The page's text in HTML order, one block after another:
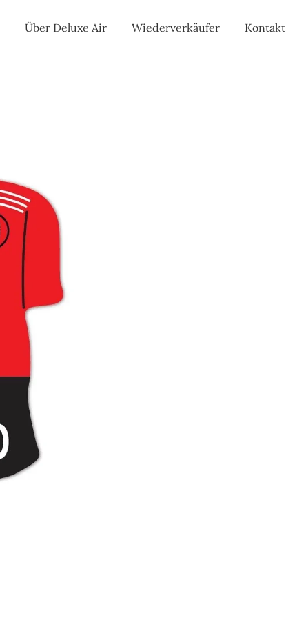
Über Deluxe Air Wiederverkäufer Kontakt